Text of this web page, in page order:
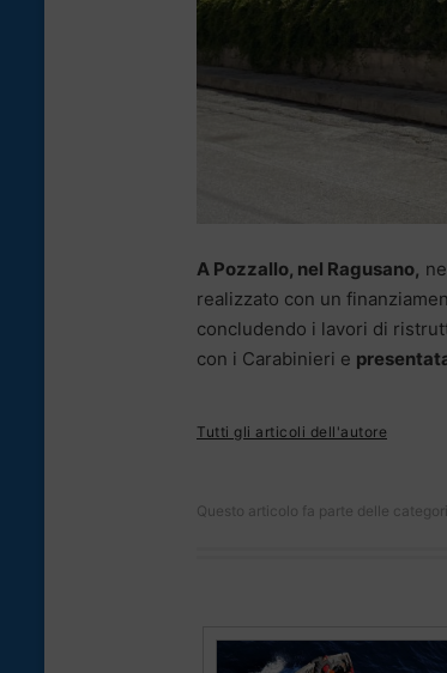
A Pozzallo, nel Ragusano,
realizzato con un
concludendo i lavori di
con i Carabinieri e
Tutti gli articoli dell'autore
Questo articolo fa parte delle